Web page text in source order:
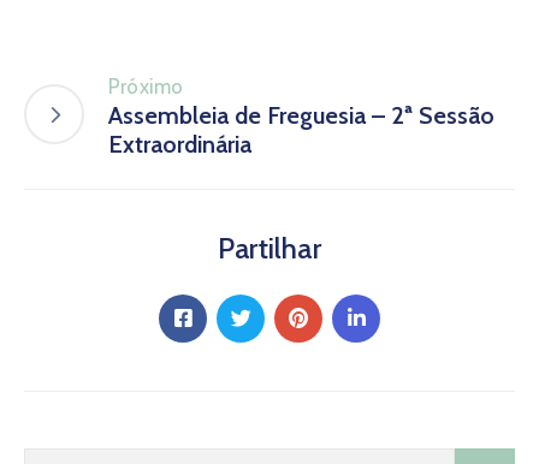
Próximo
Assembleia de Freguesia – 2ª Sessão
Extraordinária
Partilhar